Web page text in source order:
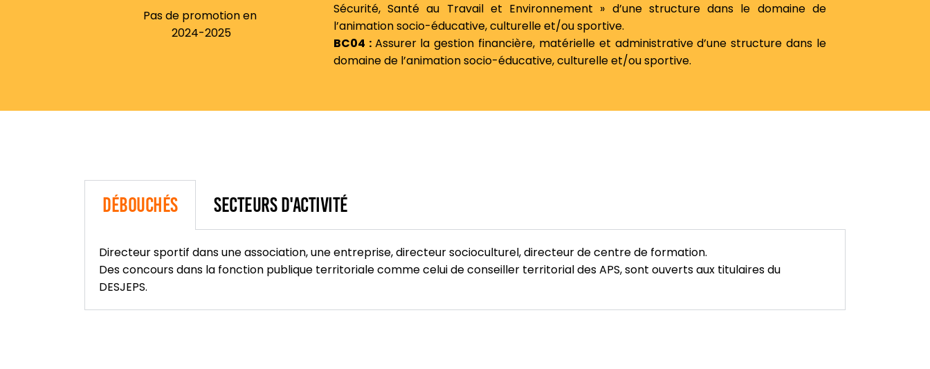
Pas de promotion en
2024-2025
Sécurité, Santé au Travail et Environnement » d’une structure dans le domaine de
l’animation socio-éducative, culturelle et/ou sportive.
BC04 : Assurer la gestion financière, matérielle et administrative d’une structure dans le
domaine de l’animation socio-éducative, culturelle et/ou sportive.
Débouchés Secteurs d'activité
Directeur sportif dans une association, une entreprise, directeur socioculturel, directeur de centre de formation.
Des concours dans la fonction publique territoriale comme celui de conseiller territorial des APS, sont ouverts aux titulaires du
DESJEPS.